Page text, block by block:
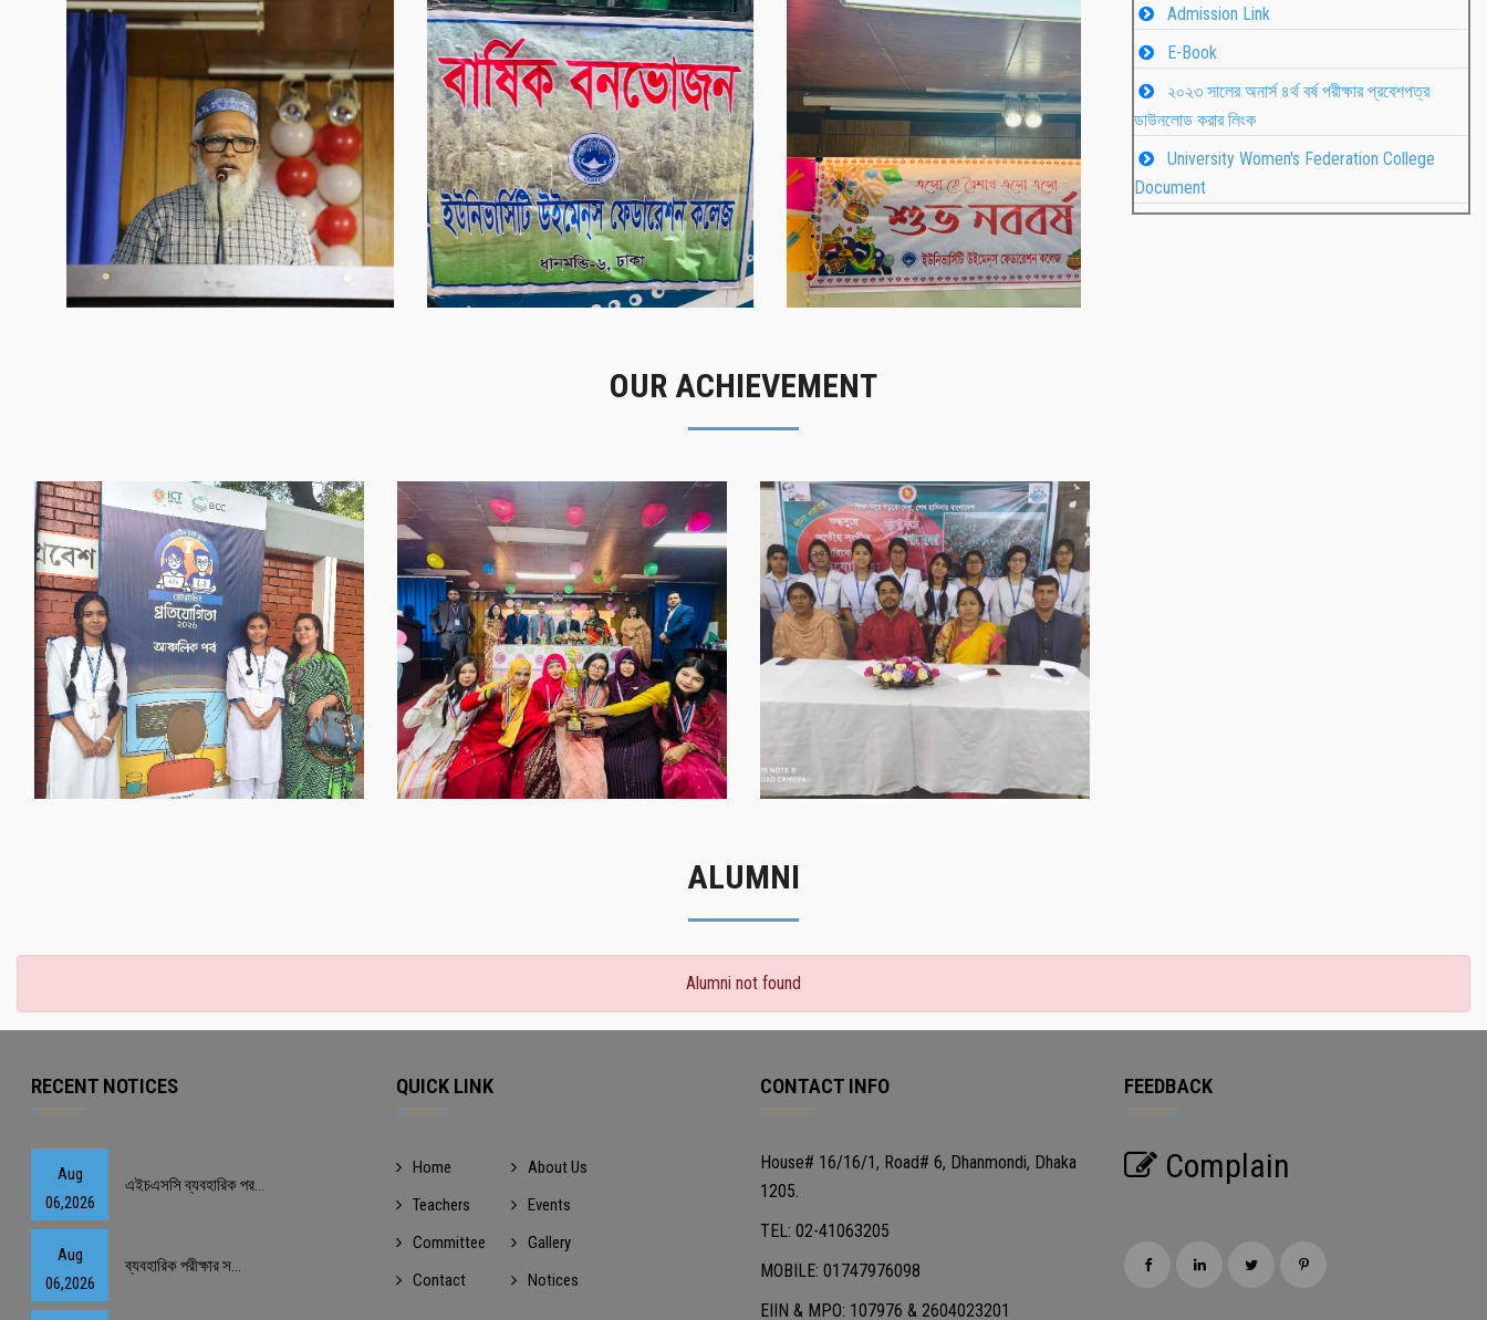
নবীনবরণ - ২০২৫ বার্ষিক বনভোজন ২০২৫ বাংলা নববর্ষ ১৪৩২ উদযাপন
Admission Link
E-Book
২০২৩ সালের অনার্স ৪র্থ বর্ষ পরীক্ষার প্রবেশপত্র
ডাউনলোড করার লিংক
University Women's Federation College
Document
OUR ACHIEVEMENT
‌গৌর‌বের অর্জন
‌গৌর‌বের অর্জন
গৌরবের মুহূর্ত
গৌরবের মুহূর্ত
সাফল্যের স্মৃতি
সাফল্যের স্মৃতি
ALUMNI
Alumni not found
RECENT NOTICES
Aug
06,2026
এইচএসসি ব্যবহারিক পর...
Aug
06,2026
ব্যবহারিক পরীক্ষার স...
QUICK LINK
Home
About Us
Teachers
Events
Committee
Gallery
Contact
Notices
CONTACT INFO
House# 16/16/1, Road# 6, Dhanmondi, Dhaka
1205.
TEL: 02-41063205
MOBILE: 01747976098
EIIN & MPO: 107976 & 2604023201
FEEDBACK
Complain